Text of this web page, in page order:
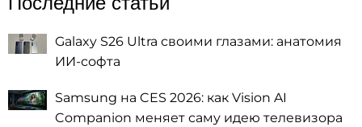
Galaxy S26 Ultra своими глазами: анатомия
ИИ-софта
Samsung на CES 2026: как Vision AI
Companion меняет саму идею телевизора